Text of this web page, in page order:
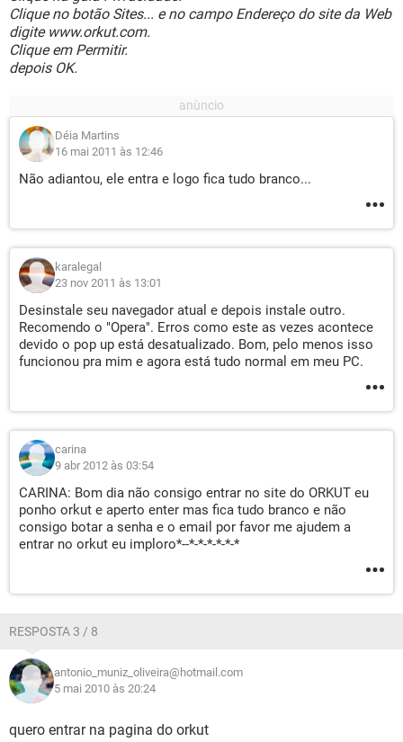
Clique no botão Sites... e no campo Endereço do site da Web
digite www.orkut.com.
Clique em Permitir.
depois OK.
Déia Martins
16 mai 2011 às 12:46
Não adiantou, ele entra e logo fica tudo branco...
karalegal
23 nov 2011 às 13:01
Desinstale seu navegador atual e depois instale outro.
Recomendo o "Opera". Erros como este as vezes acontece
devido o pop up está desatualizado. Bom, pelo menos isso
funcionou pra mim e agora está tudo normal em meu PC.
carina
9 abr 2012 às 03:54
CARINA: Bom dia não consigo entrar no site do ORKUT eu
ponho orkut e aperto enter mas fica tudo branco e não
consigo botar a senha e o email por favor me ajudem a
entrar no orkut eu imploro*--*-*-*-*-*-*
RESPOSTA 3 / 8
antonio_muniz_oliveira@hotmail.com
5 mai 2010 às 20:24
quero entrar na pagina do orkut